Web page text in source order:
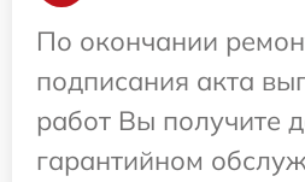
По окончании
подписания акта
работ Вы получите
гарантийном